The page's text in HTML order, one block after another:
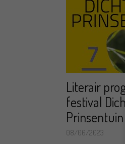
Literair
festival
Prinsentuin
08/06/2023